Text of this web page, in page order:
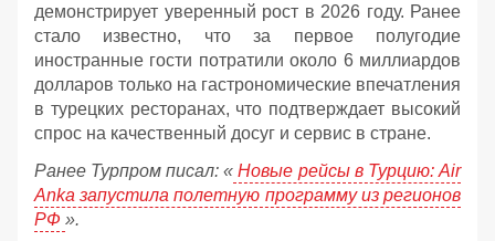
демонстрирует уверенный рост в 2026 году. Ранее
стало известно, что за первое полугодие
иностранные гости потратили около 6 миллиардов
долларов только на гастрономические впечатления
в турецких ресторанах, что подтверждает высокий
спрос на качественный досуг и сервис в стране.
Ранее Турпром писал: « Новые рейсы в Турцию: Air
Anka запустила полетную программу из регионов
РФ ».